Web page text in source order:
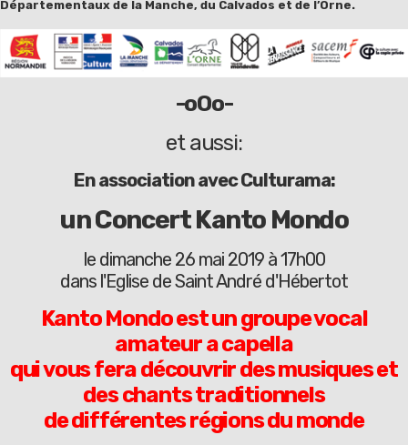
Départementaux de la Manche, du Calvados et de l’Orne.
-oOo-
et aussi:
En association avec Culturama:
un Concert Kanto Mondo
le dimanche 26 mai 2019 à 17h00
dans l'Eglise de Saint André d'Hébertot
Kanto Mondo est un groupe vocal
amateur a capella
qui vous fera découvrir des musiques et
des chants traditionnels
de différentes régions du monde